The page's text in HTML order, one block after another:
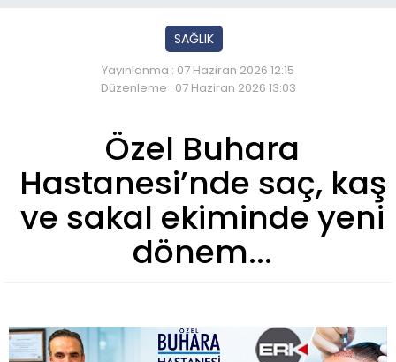
SAĞLIK
Yayınlanma : 07 Haziran 2026 12:15
Düzenleme : 07 Haziran 2026 13:03
Özel Buhara
Hastanesi’nde saç, kaş
ve sakal ekiminde yeni
dönem...